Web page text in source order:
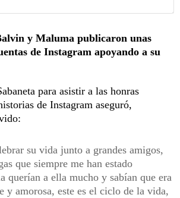
y Maluma publicaron unas
de Instagram apoyando a su
para asistir a las honras
de Instagram aseguró,
su vida junto a grandes amigos,
que siempre me han estado
querían a ella mucho y sabían que era
y amorosa, este es el ciclo de la vida,